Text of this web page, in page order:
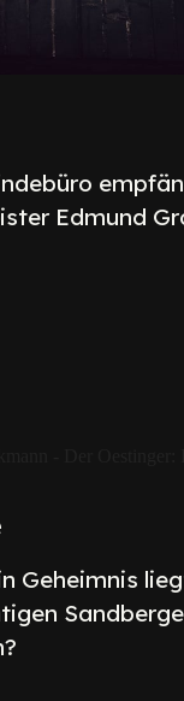
Edmund
Geheimnis